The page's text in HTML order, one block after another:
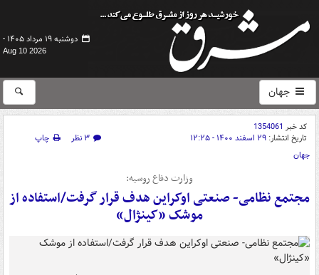
دوشنبه ۱۹ مرداد ۱۴۰۵ -
Aug 10 2026
جهان
کد خبر 1354061
تاریخ انتشار: ۲۹ اسفند ۱۴۰۰ - ۱۲:۲۵ ۳ نظر
چاپ
جهان
وزارت دفاع روسیه:
مجتمع نظامی- صنعتی اوکراین هدف قرار گرفت/استفاده از
موشک «کینژال»